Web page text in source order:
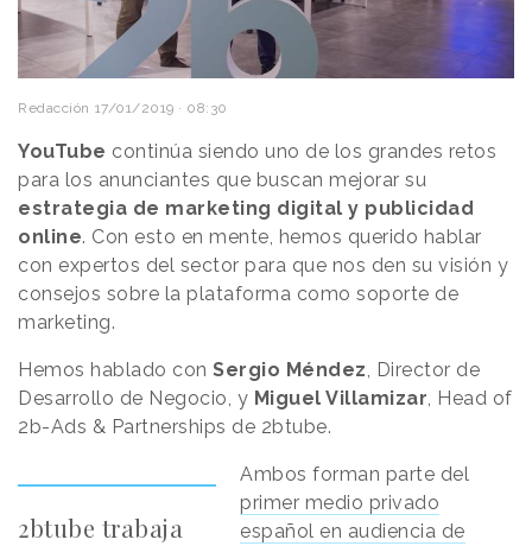
Redacción 17/01/2019 · 08:30
YouTube continúa siendo uno de los grandes retos
para los anunciantes que buscan mejorar su
estrategia de marketing digital y publicidad
online. Con esto en mente, hemos querido hablar
con expertos del sector para que nos den su visión y
consejos sobre la plataforma como soporte de
marketing.
Hemos hablado con Sergio Méndez, Director de
Desarrollo de Negocio, y Miguel Villamizar, Head of
2b-Ads & Partnerships de 2btube.
2btube trabaja
Ambos forman parte del
primer medio privado
español en audiencia de